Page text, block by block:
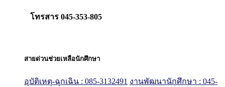
โทรสาร 045-353-805
สายด่วนช่วยเหลือนักศึกษา
อุบัติเหตุ-ฉุกเฉิน : 085-3132491 งานพัฒนานักศึกษา : 045-